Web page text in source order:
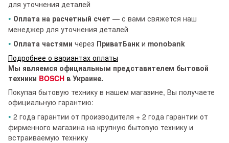
для уточнения деталей
• Оплата на расчетный счет — с вами свяжется наш
менеджер для уточнения деталей
• Оплата частями через ПриватБанк и monobank
Подробнее о вариантах оплаты
Мы являемся официальным представителем бытовой
техники BOSCH в Украине.
Покупая бытовую технику в нашем магазине, Вы получаете
официальную гарантию:
• 2 года гарантии от производителя + 2 года гарантии от
фирменного магазина на крупную бытовую технику и
встраиваемую технику